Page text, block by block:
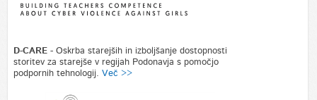
D-CARE- Oskrba starejših in izboljšanje dostopnosti
storitev za starejše v regijah Podonavja s pomočjo
podpornih tehnologij. Več >>